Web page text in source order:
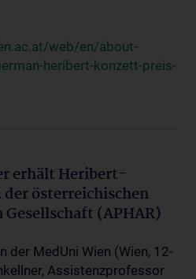
web/en/about-
heribert-konzett-preis-
erhält Heribert-
österreichischen
(APHAR)
der MedUni Wien (Wien, 12-
Assistenzprofessor